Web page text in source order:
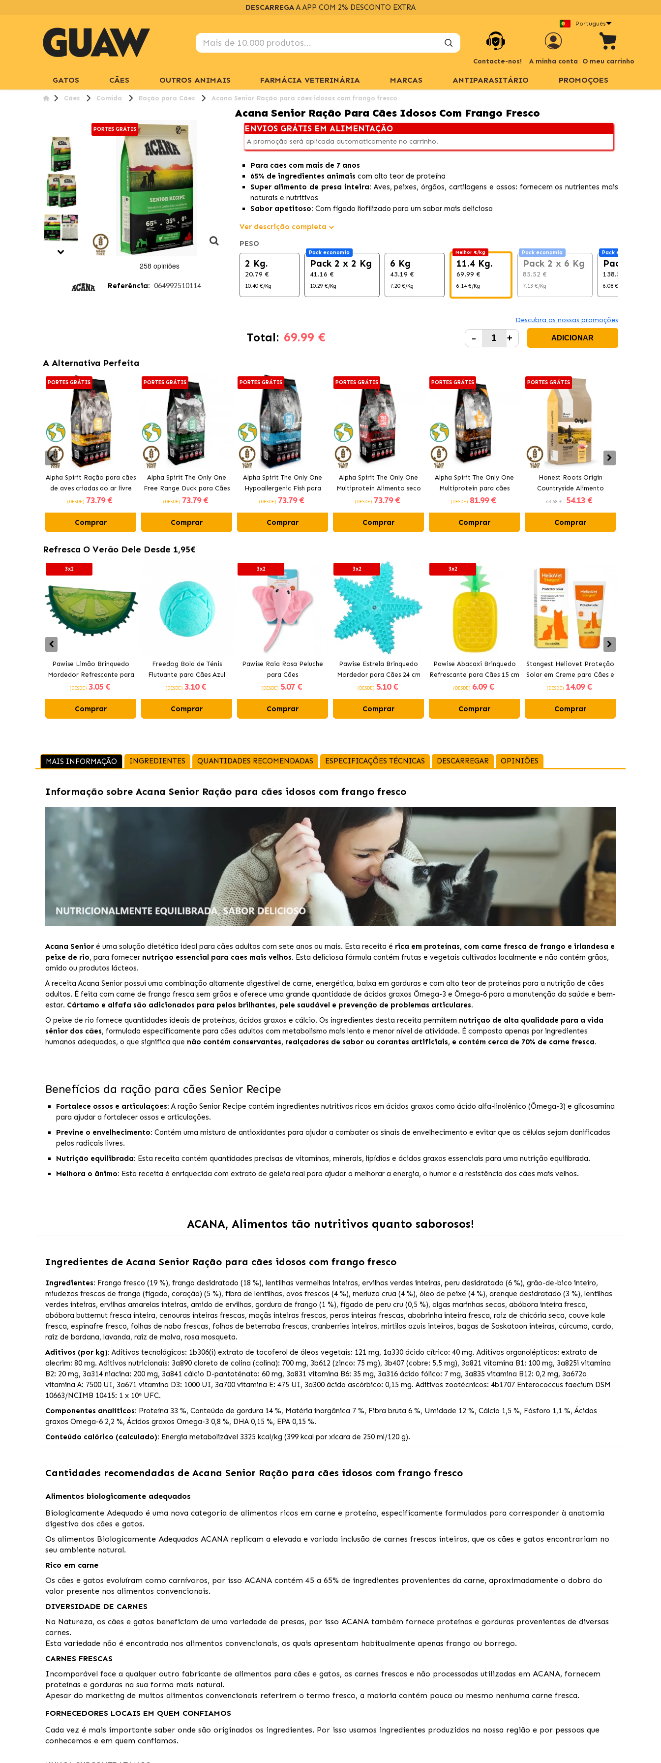
DESCARREGAA APP COM 2% DESCONTO EXTRA
Português
Contacte-nos! A minha conta O meu carrinho
GATOS CÃES OUTROS ANIMAIS FARMÁCIA VETERINÁRIA MARCAS ANTIPARASITÁRIO PROMOÇOES
Cães Comida Ração para Cães Acana Senior Ração para cães idosos com frango fresco
Acana Senior Ração Para Cães Idosos Com Frango Fresco
PORTES GRÁTIS
Referência: 064992510114
ENVIOS GRÁTIS EM ALIMENTAÇÃO
A promoção será aplicada automaticamente no carrinho.
Para cães com mais de 7 anos
65% de ingredientes animais com alto teor de proteína
Super alimento de presa inteira: Aves, peixes, órgãos, cartilagens e ossos: fornecem os nutrientes mais
naturais e nutritivos
Sabor apetitoso: Com fígado liofilizado para um sabor mais delicioso
Ver descrição completa
PESO
2 Kg.
20.79 €
10.40 €/Kg
Pack economia
Pack 2 x 2 Kg
41.16 €
10.29 €/Kg
6 Kg
43.19 €
7.20 €/Kg
Melhor €/kg
11.4 Kg.
69.99 €
6.14 €/Kg
Pack economia
Pack 2 x 6 Kg
85.52 €
7.13 €/Kg
Pack economia
Pack 2 x
138.58 €
6.08 €/Kg
Descubra as nossas promoções
Total: 69.99 € - + ADICIONAR
A Alternativa Perfeita
PORTES GRÁTIS
Alpha Spirit Ração para cães
de aves criadas ao ar livre
(DESDE) 73.79 €
Comprar
PORTES GRÁTIS
Alpha Spirit The Only One
Free Range Duck para Cães
(DESDE) 73.79 €
Comprar
PORTES GRÁTIS
Alpha Spirit The Only One
Hypoallergenic Fish para
cães adultos
(DESDE) 73.79 €
Comprar
PORTES GRÁTIS
Alpha Spirit The Only One
Multiprotein Alimento seco
para filhotes
(DESDE) 73.79 €
Comprar
PORTES GRÁTIS
Alpha Spirit The Only One
Multiprotein para cães
adultos
(DESDE) 81.99 €
Comprar
PORTES GRÁTIS
Honest Roots Origin
Countryside Alimento
Natural para Cães com
63.68 € 54.13 €
Comprar
Refresca O Verão Dele Desde 1,95€
3x2
Pawise Limão Brinquedo
Mordedor Refrescante para
Cães 12 cm
(DESDE) 3.05 €
Comprar
Freedog Bola de Ténis
Flutuante para Cães Azul
(DESDE) 3.10 €
Comprar
3x2
Pawise Raia Rosa Peluche
para Cães
(DESDE) 5.07 €
Comprar
3x2
Pawise Estrela Brinquedo
Mordedor para Cães 24 cm
(DESDE) 5.10 €
Comprar
3x2
Pawise Abacaxi Brinquedo
Refrescante para Cães 15 cm
(DESDE) 6.09 €
Comprar
Stangest Heliovet Proteção
Solar em Creme para Cães e
Gatos FPS 50+
(DESDE) 14.09 €
Comprar
MAIS INFORMAÇÃO INGREDIENTES QUANTIDADES RECOMENDADAS ESPECIFICAÇÕES TÉCNICAS DESCARREGAR OPINIÕES
Informação sobre Acana Senior Ração para cães idosos com frango fresco
Acana Senioré uma solução dietética ideal para cães adultos com sete anos ou mais. Esta receita é rica em proteínas, com carne fresca de frango e irlandesa e
peixe de rio, para fornecernutrição essencial para cães mais velhos. Esta deliciosa fórmula contém frutas e vegetais cultivados localmente e não contém grãos,
amido ou produtos lácteos.
A receita Acana Senior possui uma combinação altamente digestível de carne, energética, baixa em gorduras e com alto teor de proteínas para a nutrição de cães
adultos. É feita com carne de frango fresca sem grãos e oferece uma grande quantidade de ácidos graxos Ômega-3 e Ômega-6 para a manutenção da saúde e bem-
estar. Cártamo e alfafa são adicionados para pelos brilhantes, pele saudável e prevenção de problemas articulares.
O peixe de rio fornece quantidades ideais de proteínas, ácidos graxos e cálcio. Os ingredientes desta receita permitem nutrição de alta qualidade para a vida
sênior dos cães, formulada especificamente para cães adultos com metabolismo mais lento e menor nível de atividade. É composto apenas por ingredientes
humanos adequados, o que significa que não contém conservantes, realçadores de sabor ou corantes artificiais, e contém cerca de 70% de carne fresca.
Benefícios da ração para cães Senior Recipe
Fortalece ossos e articulações: A ração Senior Recipe contém ingredientes nutritivos ricos em ácidos graxos como ácido alfa-linolênico (Ômega-3) e glicosamina
para ajudar a fortalecer ossos e articulações.
Previne o envelhecimento: Contém uma mistura de antioxidantes para ajudar a combater os sinais de envelhecimento e evitar que as células sejam danificadas
pelos radicais livres.
Nutrição equilibrada: Esta receita contém quantidades precisas de vitaminas, minerais, lipídios e ácidos graxos essenciais para uma nutrição equilibrada.
Melhora o ânimo: Esta receita é enriquecida com extrato de geleia real para ajudar a melhorar a energia, o humor e a resistência dos cães mais velhos.
ACANA, Alimentos tão nutritivos quanto saborosos!
Ingredientes de Acana Senior Ração para cães idosos com frango fresco
Ingredientes: Frango fresco (19 %), frango desidratado (18 %), lentilhas vermelhas inteiras, ervilhas verdes inteiras, peru desidratado (6 %), grão-de-bico inteiro,
miudezas frescas de frango (fígado, coração) (5 %), fibra de lentilhas, ovos frescos (4 %), merluza crua (4 %), óleo de peixe (4 %), arenque desidratado (3 %), lentilhas
verdes inteiras, ervilhas amarelas inteiras, amido de ervilhas, gordura de frango (1 %), fígado de peru cru (0,5 %), algas marinhas secas, abóbora inteira fresca,
abóbora butternut fresca inteira, cenouras inteiras frescas, maçãs inteiras frescas, peras inteiras frescas, abobrinha inteira fresca, raiz de chicória seca, couve kale
fresca, espinafre fresco, folhas de nabo frescas, folhas de beterraba frescas, cranberries inteiros, mirtilos azuis inteiros, bagas de Saskatoon inteiras, cúrcuma, cardo,
raiz de bardana, lavanda, raiz de malva, rosa mosqueta.
Aditivos (por kg): Aditivos tecnológicos: 1b306(i) extrato de tocoferol de óleos vegetais: 121 mg, 1a330 ácido cítrico: 40 mg. Aditivos organolépticos: extrato de
alecrim: 80 mg. Aditivos nutricionais: 3a890 cloreto de colina (colina): 700 mg, 3b612 (zinco: 75 mg), 3b407 (cobre: 5,5 mg), 3a821 vitamina B1: 100 mg, 3a825i vitamina
B2: 20 mg, 3a314 niacina: 200 mg, 3a841 cálcio D-pantoténato: 60 mg, 3a831 vitamina B6: 35 mg, 3a316 ácido fólico: 7 mg, 3a835 vitamina B12: 0,2 mg, 3a672a
vitamina A: 7500 UI, 3a671 vitamina D3: 1000 UI, 3a700 vitamina E: 475 UI, 3a300 ácido ascórbico: 0,15 mg. Aditivos zootécnicos: 4b1707 Enterococcus faecium DSM
10663/NCIMB 10415: 1 x 10⁹ UFC.
Componentes analíticos: Proteína 33 %, Conteúdo de gordura 14 %, Matéria inorgânica 7 %, Fibra bruta 6 %, Umidade 12 %, Cálcio 1,5 %, Fósforo 1,1 %, Ácidos
graxos Omega-6 2,2 %, Ácidos graxos Omega-3 0,8 %, DHA 0,15 %, EPA 0,15 %.
Conteúdo calórico (calculado): Energia metabolizável 3325 kcal/kg (399 kcal por xícara de 250 ml/120 g).
Cantidades recomendadas de Acana Senior Ração para cães idosos com frango fresco
Alimentos biologicamente adequados
Biologicamente Adequado é uma nova categoria de alimentos ricos em carne e proteína, especificamente formulados para corresponder à anatomia
digestiva dos cães e gatos.
Os alimentos Biologicamente Adequados ACANA replicam a elevada e variada inclusão de carnes frescas inteiras, que os cães e gatos encontrariam no
seu ambiente natural.
Rico em carne
Os cães e gatos evoluíram como carnívoros, por isso ACANA contém 45 a 65% de ingredientes provenientes da carne, aproximadamente o dobro do
valor presente nos alimentos convencionais.
DIVERSIDADE DE CARNES
Na Natureza, os cães e gatos beneficiam de uma variedade de presas, por isso ACANA também fornece proteínas e gorduras provenientes de diversas
carnes.
Esta variedade não é encontrada nos alimentos convencionais, os quais apresentam habitualmente apenas frango ou borrego.
CARNES FRESCAS
Incomparável face a qualquer outro fabricante de alimentos para cães e gatos, as carnes frescas e não processadas utilizadas em ACANA, fornecem
proteínas e gorduras na sua forma mais natural.
Apesar do marketing de muitos alimentos convencionais referirem o termo fresco, a maioria contém pouca ou mesmo nenhuma carne fresca.
FORNECEDORES LOCAIS EM QUEM CONFIAMOS
Cada vez é mais importante saber onde são originados os ingredientes. Por isso usamos ingredientes produzidos na nossa região e por pessoas que
conhecemos e em quem confiamos.